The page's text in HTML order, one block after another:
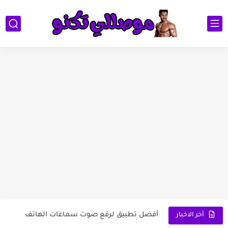
أخر الاخبار أفضل تطبيق لرفع صوت سماعات الهاتف